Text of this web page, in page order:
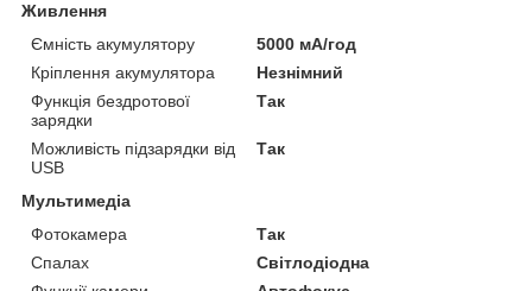
Живлення
Ємність акумулятору
5000 мА/год
Кріплення акумулятора
Незнімний
Функція бездротової
зарядки
Так
Можливість підзарядки від
USB
Так
Мультимедіа
Фотокамера
Так
Спалах
Світлодіодна